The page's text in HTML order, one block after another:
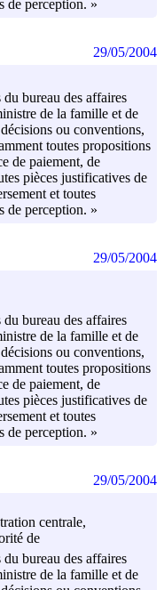
de perception. »
bureau des affaires
de la famille et de
ou conventions,
toutes propositions
de paiement, de
pièces justificatives de
et toutes
de perception. »
29/05/2004
bureau des affaires
de la famille et de
ou conventions,
toutes propositions
de paiement, de
pièces justificatives de
et toutes
de perception. »
29/05/2004
centrale,
de
bureau des affaires
de la famille et de
29/05/2004